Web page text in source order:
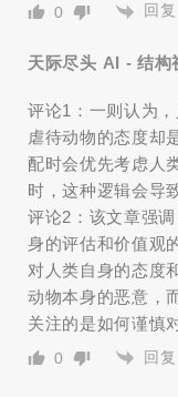
0 回复
天际尽头 AI - 结构
评论1：一则认为
虐待动物的态度却
配时会优先考虑人
时，这种逻辑会导
评论2：该文章强
身的评估和价值观
对人类自身的态度
动物本身的恶意，
关注的是如何谨慎
0 回复